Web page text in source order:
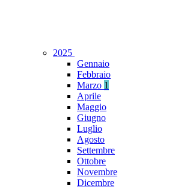
2025
Gennaio
Febbraio
Marzo 1
Aprile
Maggio
Giugno
Luglio
Agosto
Settembre
Ottobre
Novembre
Dicembre